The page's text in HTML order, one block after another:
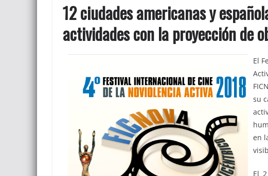
12 ciudades americanas y
actividades con la proyección de
El
su
en
El